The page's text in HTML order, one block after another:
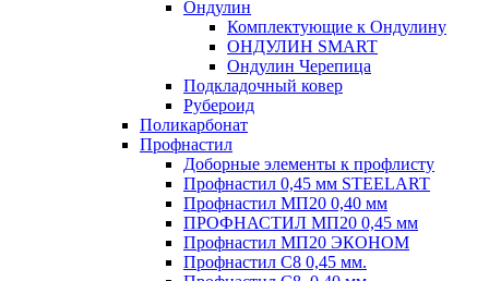
Ондулин
Комплектующие к Ондулину
ОНДУЛИН SMART
Ондулин Черепица
Подкладочный ковер
Рубероид
Поликарбонат
Профнастил
Доборные элементы к профлисту
Профнастил 0,45 мм STEELART
Профнастил МП20 0,40 мм
ПРОФНАСТИЛ МП20 0,45 мм
Профнастил МП20 ЭКОНОМ
Профнастил С8 0,45 мм.